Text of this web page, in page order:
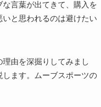
言葉が出てきて、購入を
と思われるのは避けたい
由を深掘りしてみまし
ます。ムーブスポーツの